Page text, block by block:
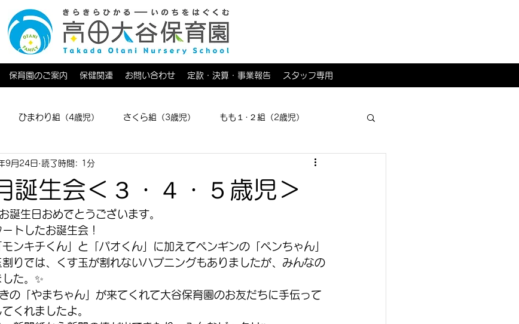
保育園のご案内 保健関連 お問い合わせ 定款・決算・事業報告 スタッフ専用
ひまわり組（4歳児） さくら組（3歳児） もも１･２組（2歳児）
ろば
誕生会＜３・４・５歳児＞
9月24日 読了時間: 1分
誕生日おめでとうございます。
トしたお誕生会！
ンキチくん」と「パオくん」に加えてペンギンの「ペンちゃん」
りでは、くす玉が割れないハプニングもありましたが、みんなの
た。✨
の「やまちゃん」が来てくれて大谷保育園のお友だちに手伝って
くれましたよ。